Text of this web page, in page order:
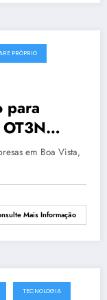
PRÓPRIO
para
em Boa Vista,
Mais Informação
TECNOLOGIA